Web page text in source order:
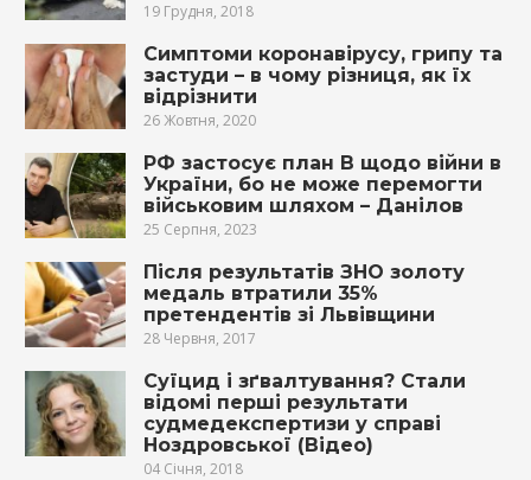
19 Грудня, 2018
Симптоми коронавірусу, грипу та
застуди – в чому різниця, як їх
відрізнити
26 Жовтня, 2020
РФ застосує план В щодо війни в
України, бо не може перемогти
військовим шляхом – Данілов
25 Серпня, 2023
Після результатів ЗНО золоту
медаль втратили 35%
претендентів зі Львівщини
28 Червня, 2017
Суїцид і зґвaлтувaння? Стали
відомі перші результати
судмeдeкспeртизи у справі
Ноздровської (Відео)
04 Січня, 2018